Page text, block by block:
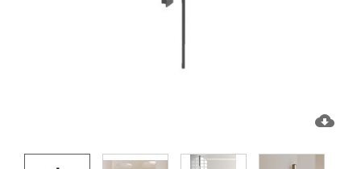
cloud_download